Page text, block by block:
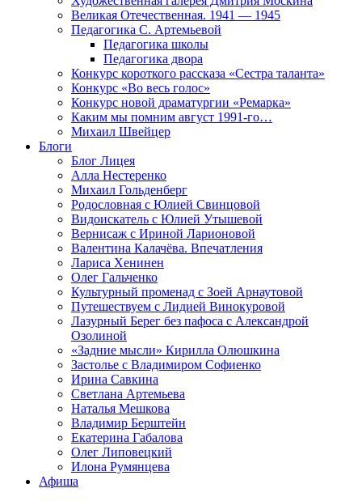
Великая Отечественная. 1941 — 1945
Педагогика С. Артемьевой
Педагогика школы
Педагогика двора
Конкурс короткого рассказа «Сестра таланта»
Конкурс «Во весь голос»
Конкурс новой драматургии «Ремарка»
Каким мы помним август 1991-го…
Михаил Швейцер
Блоги
Блог Лицея
Алла Нестеренко
Михаил Гольденберг
Родословная с Юлией Свинцовой
Видоискатель с Юлией Утышевой
Вернисаж с Ириной Ларионовой
Валентина Калачёва. Впечатления
Лариса Хенинен
Олег Гальченко
Культурный променад с Зоей Арнаутовой
Путешествуем с Лидией Винокуровой
Лазурный Берег без пафоса с Александрой
Озолиной
«Задние мысли» Кирилла Олюшкина
Застолье с Владимиром Софиенко
Ирина Савкина
Светлана Артемьева
Наталья Мешкова
Владимир Берштейн
Екатерина Габалова
Олег Липовецкий
Илона Румянцева
Афиша